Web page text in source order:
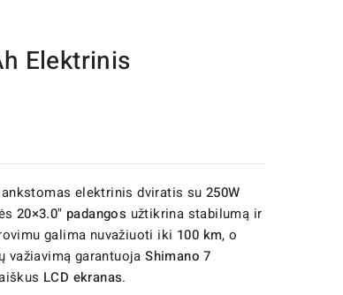
Elektrinis
elektrinis dviratis su 250W
20×3.0" padangos užtikrina stabilumą ir
galima nuvažiuoti iki 100 km, o
važiavimą garantuojaShimano 7
LCD ekranas.